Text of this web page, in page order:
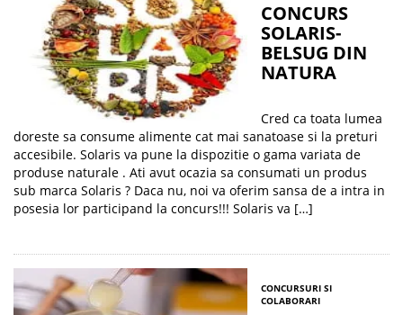
CONCURS
SOLARIS-
BELSUG DIN
NATURA
Cred ca toata lumea
doreste sa consume alimente cat mai sanatoase si la preturi
accesibile. Solaris va pune la dispozitie o gama variata de
produse naturale . Ati avut ocazia sa consumati un produs
sub marca Solaris ? Daca nu, noi va oferim sansa de a intra in
posesia lor participand la concurs!!! Solaris va […]
CONCURSURI SI
COLABORARI